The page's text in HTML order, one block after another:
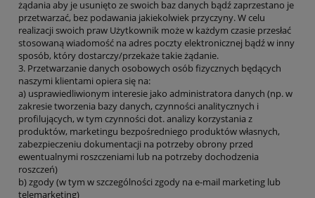
żądania aby je usunięto ze swoich baz danych bądź zaprzestano je
przetwarzać, bez podawania jakiekolwiek przyczyny. W celu
realizacji swoich praw Użytkownik może w każdym czasie przesłać
stosowaną wiadomość na adres poczty elektronicznej bądź w inny
sposób, który dostarczy/przekaże takie żądanie.
3. Przetwarzanie danych osobowych osób fizycznych będących
naszymi klientami opiera się na:
a) usprawiedliwionym interesie jako administratora danych (np. w
zakresie tworzenia bazy danych, czynności analitycznych i
profilujących, w tym czynności dot. analizy korzystania z
produktów, marketingu bezpośredniego produktów własnych,
zabezpieczeniu dokumentacji na potrzeby obrony przed
ewentualnymi roszczeniami lub na potrzeby dochodzenia
roszczeń)
b) zgody (w tym w szczególności zgody na e-mail marketing lub
telemarketing)